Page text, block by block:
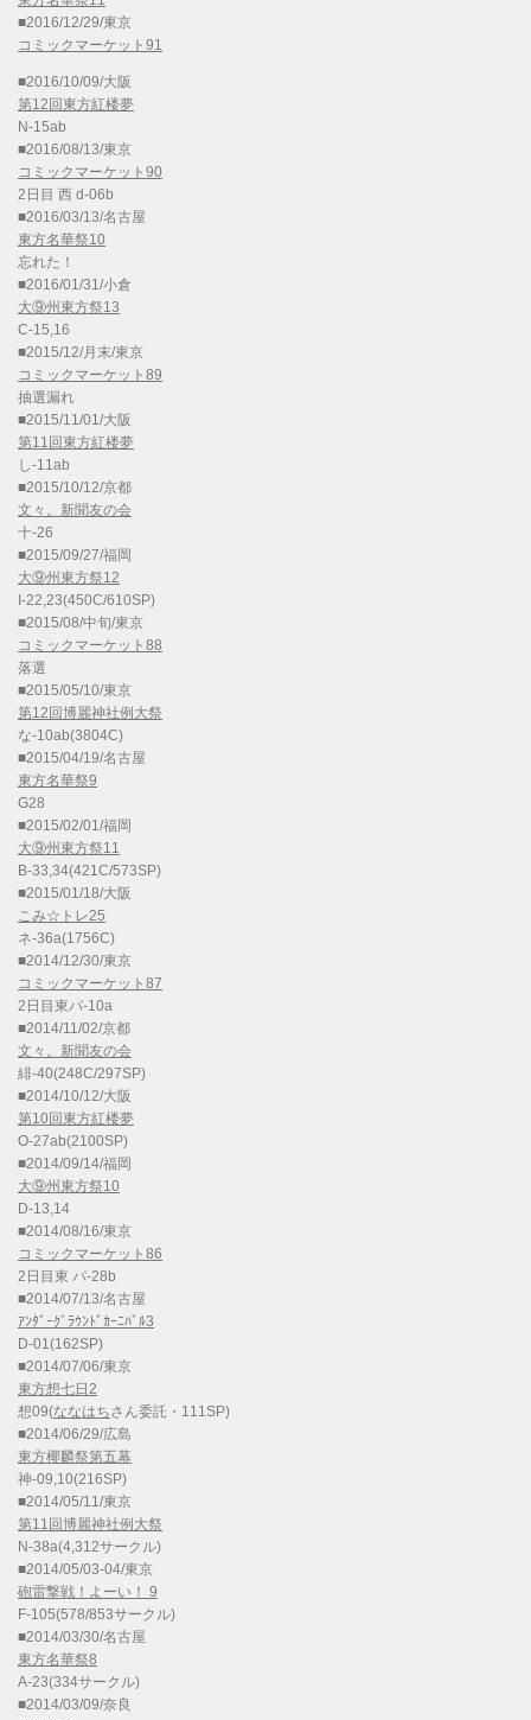
■2016/12/29/東京
コミックマーケット91
■2016/10/09/大阪
第12回東方紅楼夢
N-15ab
■2016/08/13/東京
コミックマーケット90
2日目 西 d-06b
■2016/03/13/名古屋
東方名華祭10
忘れた！
■2016/01/31/小倉
大⑨州東方祭13
C-15,16
■2015/12/月末/東京
コミックマーケット89
抽選漏れ
■2015/11/01/大阪
第11回東方紅楼夢
し-11ab
■2015/10/12/京都
文々。新聞友の会
十-26
■2015/09/27/福岡
大⑨州東方祭12
I-22,23(450C/610SP)
■2015/08/中旬/東京
コミックマーケット88
落選
■2015/05/10/東京
第12回博麗神社例大祭
な-10ab(3804C)
■2015/04/19/名古屋
東方名華祭9
G28
■2015/02/01/福岡
大⑨州東方祭11
B-33,34(421C/573SP)
■2015/01/18/大阪
こみ☆トレ25
ネ-36a(1756C)
■2014/12/30/東京
コミックマーケット87
2日目東パ-10a
■2014/11/02/京都
文々。新聞友の会
緋-40(248C/297SP)
■2014/10/12/大阪
第10回東方紅楼夢
O-27ab(2100SP)
■2014/09/14/福岡
大⑨州東方祭10
D-13,14
■2014/08/16/東京
コミックマーケット86
2日目東 パ-28b
■2014/07/13/名古屋
ｱﾝﾀﾞｰｸﾞﾗｳﾝﾄﾞｶｰﾆﾊﾞﾙ3
D-01(162SP)
■2014/07/06/東京
東方想七日2
想09(ななはちさん委託・111SP)
■2014/06/29/広島
東方椰麟祭第五幕
神-09,10(216SP)
■2014/05/11/東京
第11回博麗神社例大祭
N-38a(4,312サークル)
■2014/05/03-04/東京
砲雷撃戦！よーい！ 9
F-105(578/853サークル)
■2014/03/30/名古屋
東方名華祭8
A-23(334サークル)
■2014/03/09/奈良